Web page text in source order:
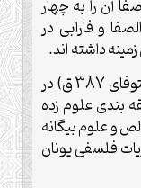
آن را به چهار
و فارابى در
داشته اند.
پس از اخوان الصفا، محمد خوارزمى (متوفاى 387 ق) در
بندى علوم زده
و علوم بيگانه
فلسفى يونان